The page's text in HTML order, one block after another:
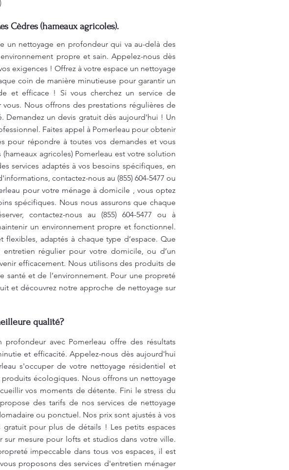
Cèdres (hameaux agricoles).
un nettoyage en profondeur qui va au-delà des
propre et sain. Appelez-nous dès
exigences ! Offrez à votre espace un nettoyage
coin de manière minutieuse pour garantir un
et efficace ! Si vous cherchez un service de
Nous offrons des prestations régulières de
Demandez un devis gratuit dès aujourd'hui ! Un
Faites appel à Pomerleau pour obtenir
pour répondre à toutes vos demandes et vous
agricoles) Pomerleau est votre solution
services adaptés à vos besoins spécifiques, en
contactez-nous au (855) 604-5477 ou
pour votre ménage à domicile , vous optez
spécifiques. Nous nous assurons que chaque
contactez-nous au (855) 604-5477 ou à
un environnement propre et fonctionnel.
adaptés à chaque type d’espace. Que
entretien régulier pour votre domicile, ou d’un
efficacement. Nous utilisons des produits de
et de l’environnement. Pour une propreté
et découvrez notre approche de nettoyage sur
qualité?
avec Pomerleau offre des résultats
et efficacité. Appelez-nous dès aujourd'hui
s'occuper de votre nettoyage résidentiel et
écologiques. Nous offrons un nettoyage
vos moments de détente. Fini le stress du
des tarifs de nos services de nettoyage
ou ponctuel. Nos prix sont ajustés à vos
pour plus de détails ! Les petits espaces
sur mesure pour lofts et studios dans votre ville.
impeccable dans tous vos espaces, il est
proposons des services d'entretien ménager